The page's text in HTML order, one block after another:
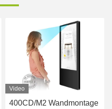
Video
400CD/M2 Wandmontage